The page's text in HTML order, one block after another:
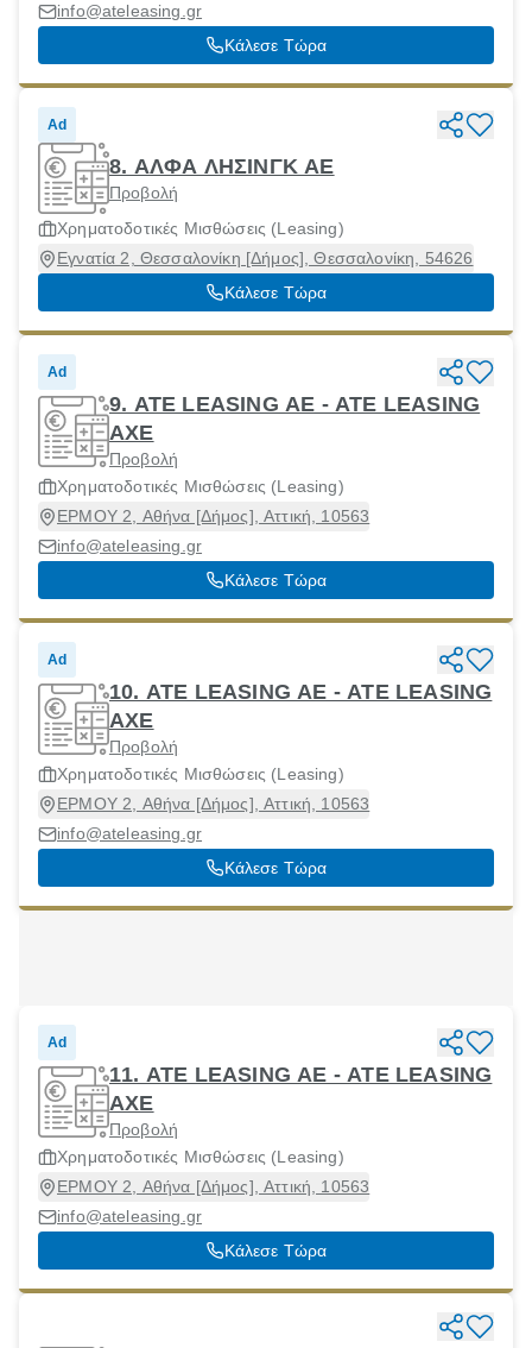
info@ateleasing.gr
Κάλεσε Τώρα
Ad
8. ΑΛΦΑ ΛΗΣΙΝΓΚ ΑΕ
Προβολή
Χρηματοδοτικές Μισθώσεις (Leasing)
Εγνατία 2, Θεσσαλονίκη [Δήμος], Θεσσαλονίκη, 54626
Κάλεσε Τώρα
Ad
9. ATE LEASING AE - ΑΤΕ LEASING
ΑΧΕ
Προβολή
Χρηματοδοτικές Μισθώσεις (Leasing)
ΕΡΜΟΥ 2, Αθήνα [Δήμος], Αττική, 10563
info@ateleasing.gr
Κάλεσε Τώρα
Ad
10. ATE LEASING AE - ΑΤΕ LEASING
ΑΧΕ
Προβολή
Χρηματοδοτικές Μισθώσεις (Leasing)
ΕΡΜΟΥ 2, Αθήνα [Δήμος], Αττική, 10563
info@ateleasing.gr
Κάλεσε Τώρα
Ad
11. ATE LEASING AE - ΑΤΕ LEASING
ΑΧΕ
Προβολή
Χρηματοδοτικές Μισθώσεις (Leasing)
ΕΡΜΟΥ 2, Αθήνα [Δήμος], Αττική, 10563
info@ateleasing.gr
Κάλεσε Τώρα